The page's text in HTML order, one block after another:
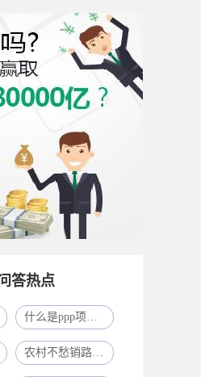
答热点
什么是ppp项目模式
农村不愁销路的小型加工厂致富项目一年挣了80多万